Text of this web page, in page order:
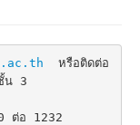
  หรือติดต่อ
น 3
ต่อ 1232